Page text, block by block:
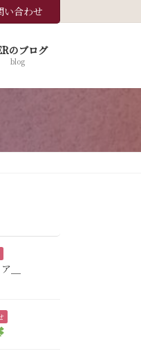
い合わせ
のブログ
blog
＿